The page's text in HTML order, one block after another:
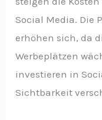
Social Media. Die
erhöhen sich, da
Werbeplätzen
investieren in
Sichtbarkeit